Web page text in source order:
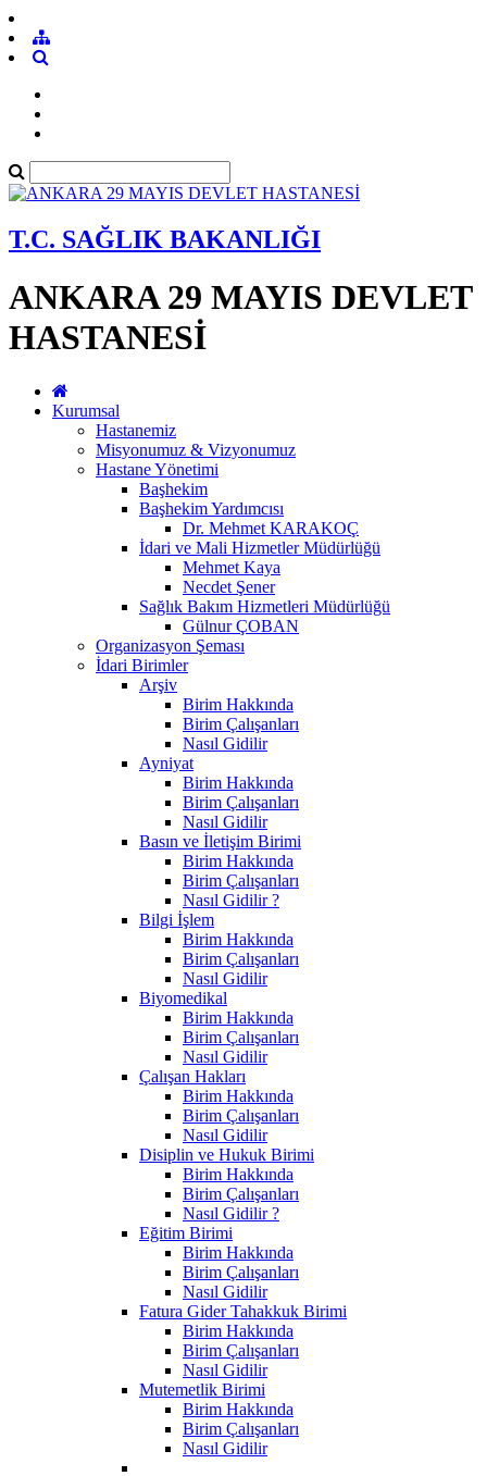
T.C. SAĞLIK BAKANLIĞI
ANKARA 29 MAYIS DEVLET
HASTANESİ
Kurumsal
Hastanemiz
Misyonumuz & Vizyonumuz
Hastane Yönetimi
Başhekim
Başhekim Yardımcısı
Dr. Mehmet KARAKOÇ
İdari ve Mali Hizmetler Müdürlüğü
Mehmet Kaya
Necdet Şener
Sağlık Bakım Hizmetleri Müdürlüğü
Gülnur ÇOBAN
Organizasyon Şeması
İdari Birimler
Arşiv
Birim Hakkında
Birim Çalışanları
Nasıl Gidilir
Ayniyat
Birim Hakkında
Birim Çalışanları
Nasıl Gidilir
Basın ve İletişim Birimi
Birim Hakkında
Birim Çalışanları
Nasıl Gidilir ?
Bilgi İşlem
Birim Hakkında
Birim Çalışanları
Nasıl Gidilir
Biyomedikal
Birim Hakkında
Birim Çalışanları
Nasıl Gidilir
Çalışan Hakları
Birim Hakkında
Birim Çalışanları
Nasıl Gidilir
Disiplin ve Hukuk Birimi
Birim Hakkında
Birim Çalışanları
Nasıl Gidilir ?
Eğitim Birimi
Birim Hakkında
Birim Çalışanları
Nasıl Gidilir
Fatura Gider Tahakkuk Birimi
Birim Hakkında
Birim Çalışanları
Nasıl Gidilir
Mutemetlik Birimi
Birim Hakkında
Birim Çalışanları
Nasıl Gidilir